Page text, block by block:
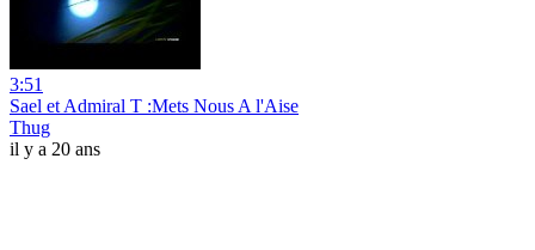
3:51
Sael et Admiral T :Mets Nous A l'Aise
Thug
il y a 20 ans